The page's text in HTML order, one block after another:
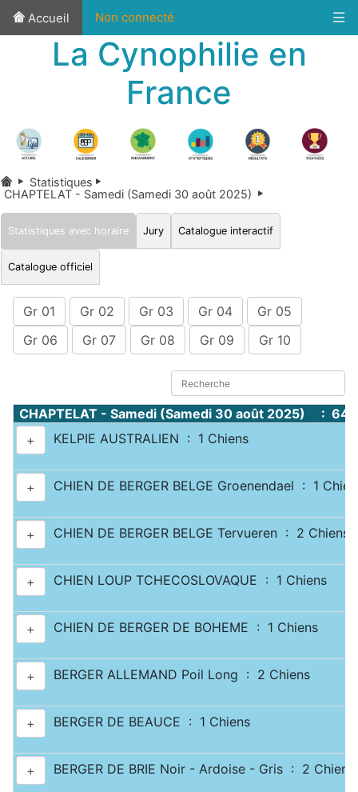
Accueil Non connecté
La Cynophilie en
France
Statistiques
CHAPTELAT - Samedi (Samedi 30 août 2025)
Statistiques avec horaire Jury Catalogue interactif
Catalogue officiel
Gr 01 Gr 02 Gr 03 Gr 04
Gr 05
Gr 06
Gr 07 Gr 08 Gr 09 Gr 10
CHAPTELAT - Samedi (Samedi 30 août 2025) :
+
KELPIE AUSTRALIEN : 1 Chiens
+ CHIEN DE BERGER BELGE Groenendael : 1
+ CHIEN DE BERGER BELGE Tervueren : 2 Chiens
+ CHIEN LOUP TCHECOSLOVAQUE : 1 Chiens
+ CHIEN DE BERGER DE BOHEME : 1 Chiens
+ BERGER ALLEMAND Poil Long : 2 Chiens
+ BERGER DE BEAUCE : 1 Chiens
+ BERGER DE BRIE Noir - Ardoise - Gris : 2 Chiens